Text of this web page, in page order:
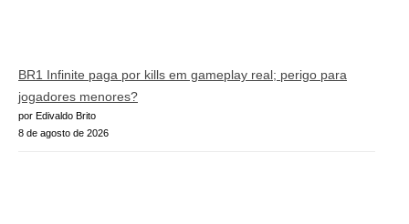
BR1 Infinite paga por kills em gameplay real; perigo para
jogadores menores?
por Edivaldo Brito
8 de agosto de 2026